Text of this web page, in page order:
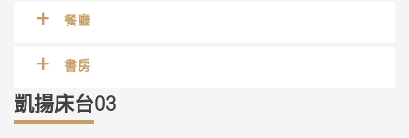
餐廳
書房
凱揚床台03